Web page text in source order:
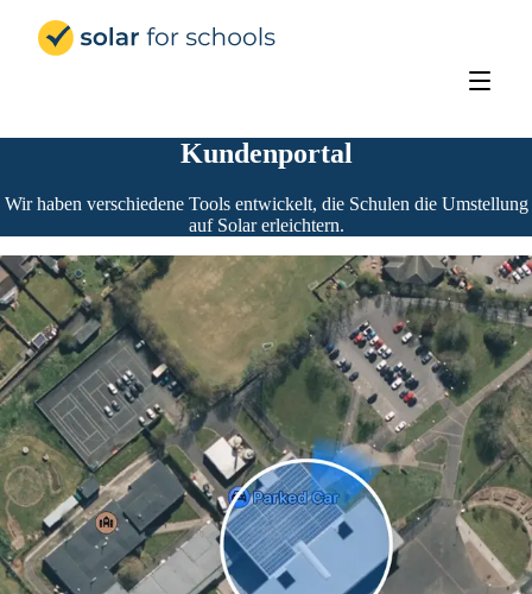
Kundenportal
Wir haben verschiedene Tools entwickelt, die Schulen die Umstellung
auf Solar erleichtern.